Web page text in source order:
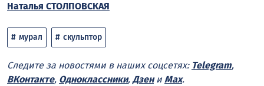
Наталья СТОЛПОВСКАЯ
мурал скульптор
Следите за новостями в наших соцсетях: Telegram,
ВКонтакте, Одноклассники, Дзени Max.